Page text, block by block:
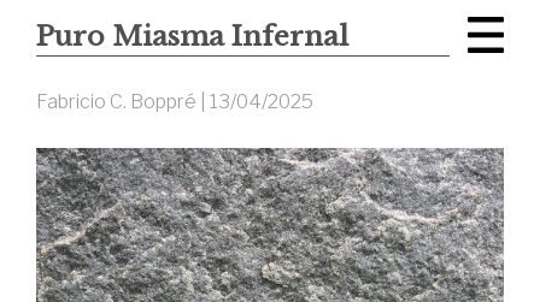
Puro Miasma Infernal
Fabricio C. Boppré | 13/04/2025